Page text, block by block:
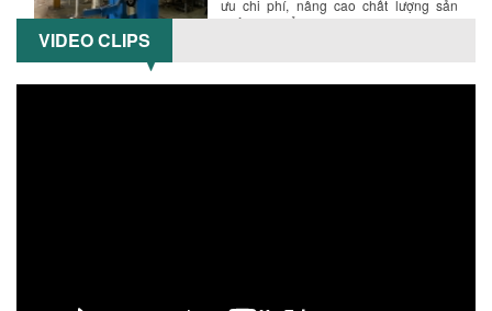
Hướng dẫn thanh toán mua hàng
ưu chi phí, nâng cao chất lượng sản
xuất. Tìm hiểu giải pháp từ Công...
KHÍ NÉN TRONG NGÀNH SẢN XUẤT HIỆN
VIDEO CLIPS